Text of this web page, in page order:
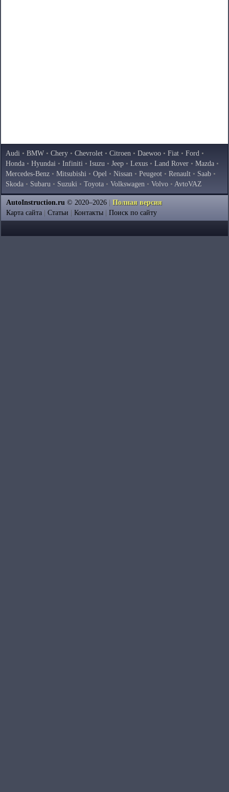
Audi • BMW • Chery • Chevrolet • Citroen • Daewoo • Fiat • Ford •
Honda • Hyundai • Infiniti • Isuzu • Jeep • Lexus • Land Rover • Mazda •
Mercedes-Benz • Mitsubishi • Opel • Nissan • Peugeot • Renault • Saab •
Skoda • Subaru • Suzuki • Toyota • Volkswagen • Volvo • AvtoVAZ
AutoInstruction.ru © 2020–2026
Полная версия
Карта сайта
Статьи Контакты Поиск по сайту